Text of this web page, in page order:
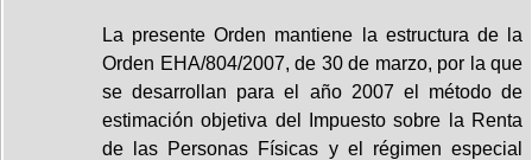
La presente Orden mantiene la estructura de la
Orden EHA/804/2007, de 30 de marzo, por la que
se desarrollan para el año 2007 el método de
estimación objetiva del Impuesto sobre la Renta
de las Personas Físicas y el régimen especial